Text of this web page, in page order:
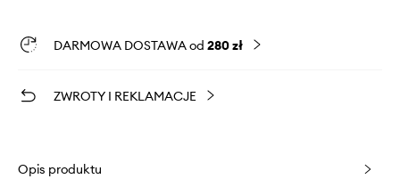
DARMOWA DOSTAWA od 280 zł
ZWROTY I REKLAMACJE
Opis produktu